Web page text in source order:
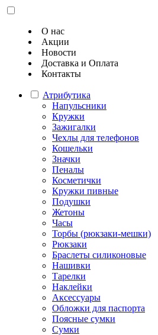
О нас
Акции
Новости
Доставка и Оплата
Контакты
Атрибутика
Напульсники
Кружки
Зажигалки
Чехлы для телефонов
Кошельки
Значки
Пеналы
Косметички
Кружки пивные
Подушки
Жетоны
Часы
Торбы (рюкзаки-мешки)
Рюкзаки
Браслеты силиконовые
Нашивки
Тарелки
Наклейки
Аксессуары
Обложки для паспорта
Поясные сумки
Сумки